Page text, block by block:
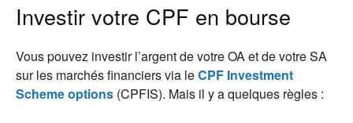
Investir votre CPF en bourse
Vous pouvez investir l’argent de votre OA et de votre SA
sur les marchés financiers via leCPF Investment
Scheme options (CPFIS). Mais il y a quelques règles :